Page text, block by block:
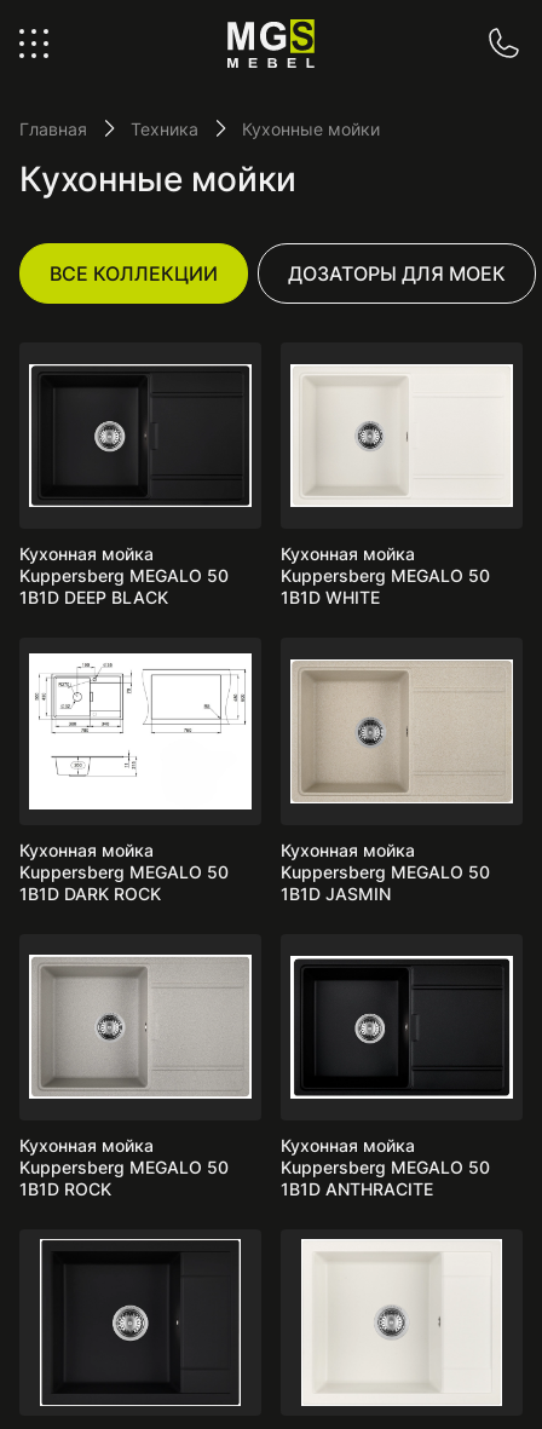
Главная Техника Кухонные мойки
Кухонные мойки
ВСЕ КОЛЛЕКЦИИ ДОЗАТОРЫ ДЛЯ МОЕК
Кухонная мойка
Kuppersberg MEGALO 50
1B1D DEEP BLACK
Кухонная мойка
Kuppersberg MEGALO 50
1B1D WHITE
Кухонная мойка
Kuppersberg MEGALO 50
1B1D DARK ROCK
Кухонная мойка
Kuppersberg MEGALO 50
1B1D JASMIN
Кухонная мойка
Kuppersberg MEGALO 50
1B1D ROCK
Кухонная мойка
Kuppersberg MEGALO 50
1B1D ANTHRACITE